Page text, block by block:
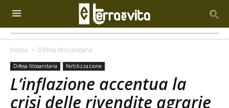
Home Difesa fitosanitaria
Difesa fitosanitaria Fertilizzazione
L’inflazione accentua la
crisi delle rivendite agrarie